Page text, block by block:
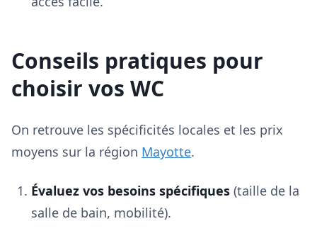
Conseils pratiques pour
choisir vos WC
On retrouve les spécificités locales et les prix
moyens sur la région Mayotte.
Évaluez vos besoins spécifiques (taille de la
salle de bain, mobilité).